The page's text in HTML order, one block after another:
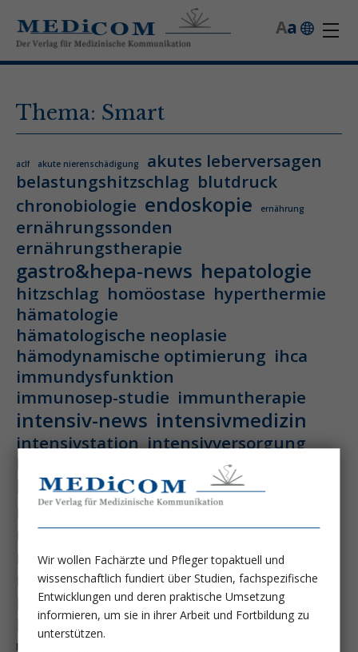
a
A
Thema: Smart
aclf akute nierenschädigung
akutes leberversagen
belastungshitzschlag blutdruck
chronobiologie endoskopie ernährung
ernährungssonden
ernährungstherapie
gastro&hepa-news hepatologie
hitzschlag homöostase hyperthermie
hämatologie
hämatologische neoplasie
hämodynamische optimierung ihca
immundysfunktion
immunosep-studie immuntherapie
intensiv-news intensivmedizin
intensivstation intensivversorgung
kdigo-leitlinien
lebernekrose
leberzirrhose mangelernährung
masld
multiples myelom nasogastrale sonde
nephro-news nephrologie
niereninsuffizienz nutrition
peg-implantationstechniken
perioperative nierenschädigung
pisces-studie
präzisionstherapie
Wir wollen Fachärzte und Pfleger topaktuell und
wissenschaftlich fundiert über Studien, fachspezifische
Entwicklungen und deren praktische Umsetzung
informieren, um sie in ihrer Arbeit und Fortbildung zu
unterstützen.